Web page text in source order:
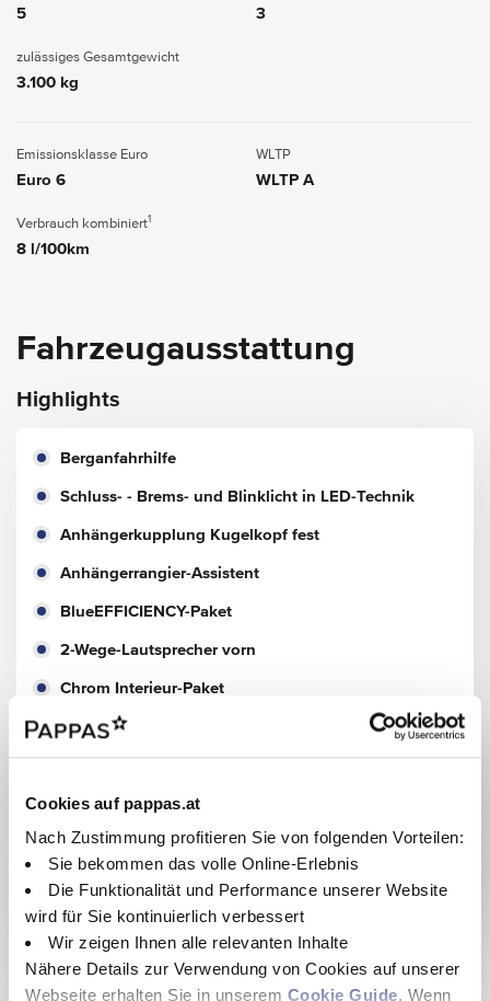
Cookies auf pappas.at
Nach Zustimmung profitieren Sie von folgenden Vorteilen:
Sie bekommen das volle Online-Erlebnis
Die Funktionalität und Performance unserer Website
wird für Sie kontinuierlich verbessert
Wir zeigen Ihnen alle relevanten Inhalte
Nähere Details zur Verwendung von Cookies auf unserer
Webseite erhalten Sie in unserem Cookie Guide. Wenn
5 3
zulässiges Gesamtgewicht
3.100 kg
Emissionsklasse Euro
Euro 6
WLTP
WLTP A
Verbrauch kombiniert1
8 l/100km
Fahrzeugausstattung
Highlights
Berganfahrhilfe
Schluss- - Brems- und Blinklicht in LED-Technik
Anhängerkupplung Kugelkopf fest
Anhängerrangier-Assistent
BlueEFFICIENCY-Paket
2-Wege-Lautsprecher vorn
Chrom Interieur-Paket
Fahrassistenz-Paket
Park-Paket mit 360° Kamera
Spiegel-Paket Vito
Ausstattung